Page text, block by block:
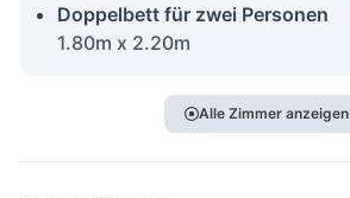
Doppelbett für zwei Personen
1.80m x 2.20m
Alle Zimmer anzeigen